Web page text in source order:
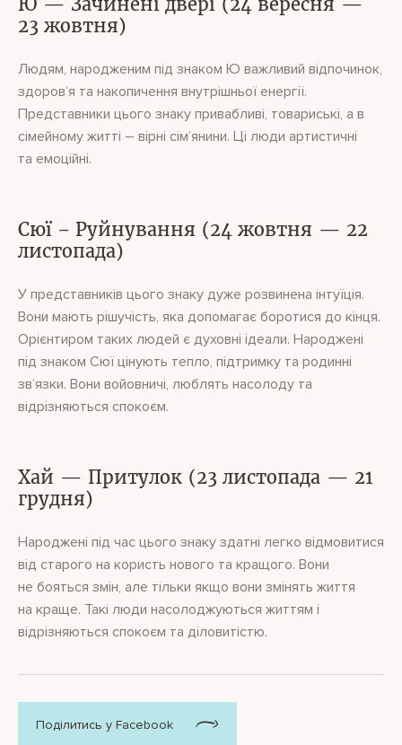
23 жовтня)
Людям, народженим під знаком Ю важливий відпочинок,
здоров’я та накопичення внутрішньої енергії.
Представники цього знаку привабливі, товариські, а в
сімейному житті – вірні сім’янини. Ці люди артистичні
та емоційні.
Сюї – Руйнування (24 жовтня — 22
листопада)
У представників цього знаку дуже розвинена інтуїція.
Вони мають рішучість, яка допомагає боротися до кінця.
Орієнтиром таких людей є духовні ідеали. Народжені
під знаком Сюї цінують тепло, підтримку та родинні
зв’язки. Вони войовничі, люблять насолоду та
відрізняються спокоєм.
Хай — Притулок (23 листопада — 21
грудня)
Народжені під час цього знаку здатні легко відмовитися
від старого на користь нового та кращого. Вони
не бояться змін, але тільки якщо вони змінять життя
на краще. Такі люди насолоджуються життям і
відрізняються спокоєм та діловитістю.
Поділитись у Facebook